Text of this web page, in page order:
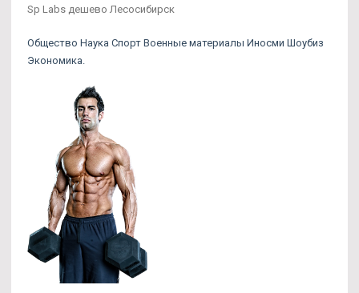
Sp Labs дешево Лесосибирск
Общество Наука Спорт Военные материалы Иносми Шоубиз
Экономика.